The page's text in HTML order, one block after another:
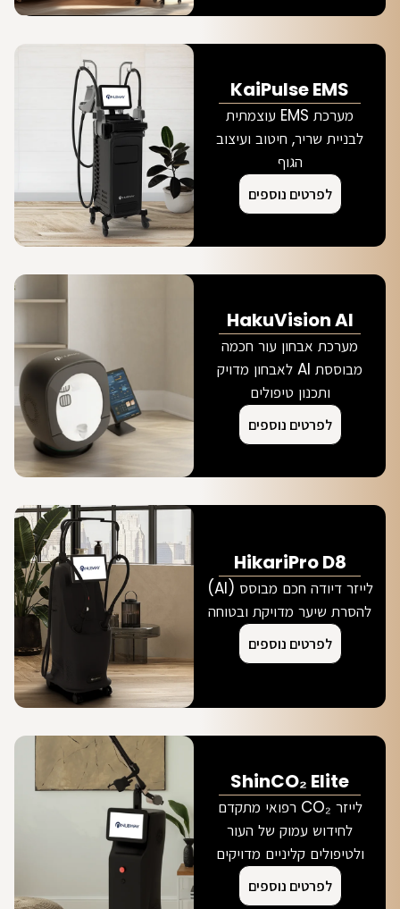
KaiPulse EMS
מערכת EMS עוצמתית
לבניית שריר, חיטוב ועיצוב
הגוף
לפרטים נוספים
HakuVision AI
מערכת אבחון עור חכמה
מבוססת AI לאבחון מדויק
ותכנון טיפולים
לפרטים נוספים
HikariPro D8
לייזר דיודה חכם מבוסס (AI)
להסרת שיער מדויקת ובטוחה
לפרטים נוספים
ShinCO₂ Elite
לייזר CO₂ רפואי מתקדם
לחידוש עמוק של העור
ולטיפולים קליניים מדויקים
לפרטים נוספים